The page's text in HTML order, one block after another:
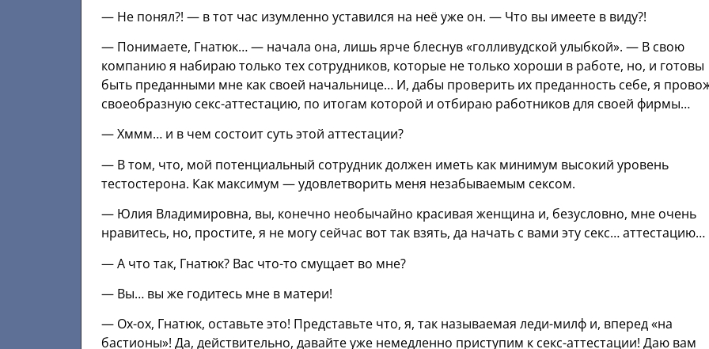
— Не понял?! — в тот час изумленно уставился на неё уже он. — Что вы имеете в виду?!
— Понимаете, Гнатюк… — начала она, лишь ярче блеснув «голливудской улыбкой». — В свою
компанию я набираю только тех сотрудников, которые не только хороши в работе, но, и готовы
быть преданными мне как своей начальнице… И, дабы проверить их преданность себе, я
своеобразную секс-аттестацию, по итогам которой и отбираю работников для своей фирмы…
— Хммм… и в чем состоит суть этой аттестации?
— В том, что, мой потенциальный сотрудник должен иметь как минимум высокий уровень
тестостерона. Как максимум — удовлетворить меня незабываемым сексом.
— Юлия Владимировна, вы, конечно необычайно красивая женщина и, безусловно, мне очень
нравитесь, но, простите, я не могу сейчас вот так взять, да начать с вами эту секс… аттестацию…
— А что так, Гнатюк? Вас что-то смущает во мне?
— Вы… вы же годитесь мне в матери!
— Ох-ох, Гнатюк, оставьте это! Представьте что, я, так называемая леди-милф и, вперед «на
бастионы»! Да, действительно, давайте уже немедленно приступим к секс-аттестации! Даю вам